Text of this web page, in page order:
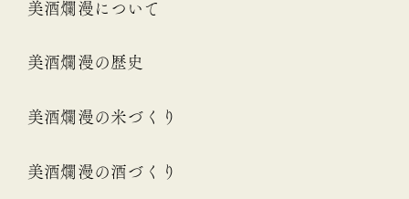
美酒爛漫について
美酒爛漫の歴史
美酒爛漫の米づくり
美酒爛漫の酒づくり